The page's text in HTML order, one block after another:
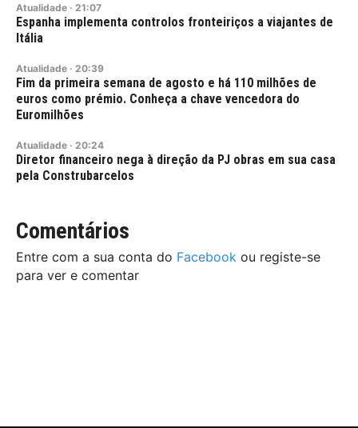
Atualidade · 21:07
Espanha implementa controlos fronteiriços a viajantes de
Itália
Atualidade · 20:39
Fim da primeira semana de agosto e há 110 milhões de
euros como prémio. Conheça a chave vencedora do
Euromilhões
Atualidade · 20:24
Diretor financeiro nega à direção da PJ obras em sua casa
pela Construbarcelos
Comentários
Entre com a sua conta do Facebook ou registe-se
para ver e comentar